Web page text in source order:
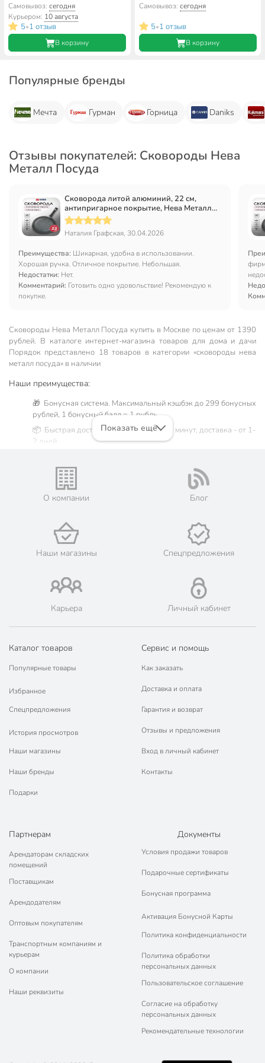
Нева Металл Посуда,
Оригинальная, низкая, 4528
Самовывоз:сегодня
Курьером: 10 августа
5•1 отзыв
В корзину
Нева Металл Посуда, Литая,
индукция, SP080128i
Самовывоз: сегодня
5•1 отзыв
В корзину
Популярные бренды
Мечта Гурман Горница Daniks
Отзывы покупателей: Сковороды Нева
Металл Посуда
Сковорода литой алюминий, 22 см,
антипригарное покрытие, Нева Металл
Посуда, Каменная, 19122
Наталия Графская, 30.04.2026
Преимущества: Шикарная, удобна в использовании.
Хорошая ручка. Отличное покрытие. Небольшая.
Недостатки: Нет.
Комментарий: Готовить одно удовольствие! Рекомендую к
покупке.
Сковороды Нева Металл Посуда купить в Москве по ценам от 1390
рублей. В каталоге интернет-магазина товаров для дома и дачи
Порядок представлено 18 товаров в категории «сковороды нева
металл посуда» в наличии
Наши преимущества:
🎁 Бонусная система. Максимальный кэшбэк до 299 бонусных
рублей, 1 бонусный балл = 1 рубль.
📦 Быстрая доставка. Самовывоз от 60 минут, доставка - от 1-
2 дней.
Жители Московской области могут сделать заказ и оплатить
его онлайн на официальном сайте сети магазинов Порядок.
💳 Оплата: онлайн на сайте интернет-гипермаркета или
🛍 Скидки, акции, распродажи каждый день!
📜 Только оригинальная продукция. Интернет-гипермаркет
Порядок - официальный представитель ведущих мировых
марок.
Показать ещё
О компании Блог
Наши магазины Спецпредложения
Карьера Личный кабинет
Каталог товаров
Популярные товары
Избранное
Спецпредложения
История просмотров
Наши магазины
Наши бренды
Подарки
Сервис и помощь
Как заказать
Доставка и оплата
Гарантия и возврат
Отзывы и предложения
Вход в личный кабинет
Контакты
Партнерам
Арендаторам складских
помещений
Поставщикам
Арендодателям
Оптовым покупателям
Транспортным компаниям и
курьерам
О компании
Наши реквизиты
Документы
Условия продажи товаров
Подарочные сертификаты
Бонусная программа
Активация Бонусной Карты
Политика конфиденциальности
Политика обработки
персональных данных
Пользовательское соглашение
Согласие на обработку
персональных данных
Рекомендательные технологии